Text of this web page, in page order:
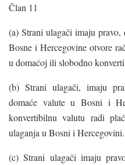
Član 11
(a) Strani ulagači imaju
Bosne i Hercegovine otvore
u domaćoj ili slobodno
(b) Strani ulagači, imaju
domaće valute u Bosni i
konvertibilnu valutu radi
ulaganja u Bosni i Hercegovini.
(c) Strani ulagači imaju